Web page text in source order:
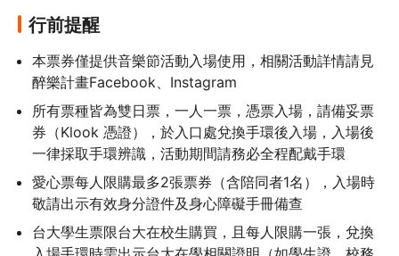
行前提醒
本票券僅提供音樂節活動入場使用，相關活動詳情請見
醉樂計畫Facebook、Instagram
所有票種皆為雙日票，一人一票，憑票入場，請備妥票
券（Klook 憑證），於入口處兌換手環後入場，入場後
一律採取手環辨識，活動期間請務必全程配戴手環
愛心票每人限購最多2張票券（含陪同者1名），入場時
敬請出示有效身分證件及身心障礙手冊備查
台大學生票限台大在校生購買，且每人限購一張，兌換